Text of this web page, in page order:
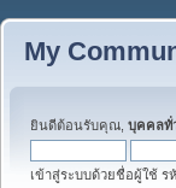
My
ยินดีต้อนรับคุณ, บุคคลทั่
เข้าสู่ระบบด้วยชื่อผู้ใช้ ร